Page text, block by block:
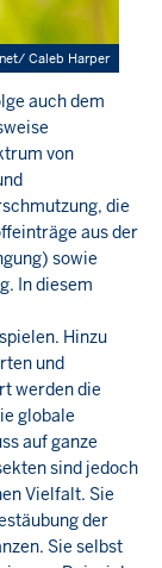
Caleb Harper
auch dem
von
die
aus der
sowie
In diesem
Hinzu
und
werden die
globale
auf ganze
sind jedoch
Vielfalt. Sie
der
Sie selbst